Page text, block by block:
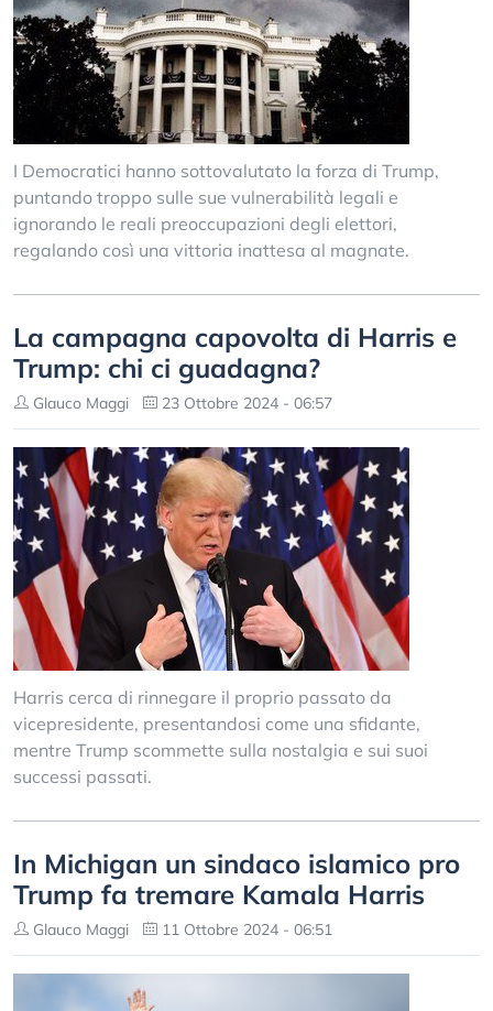
I Democratici hanno sottovalutato la forza di Trump,
puntando troppo sulle sue vulnerabilità legali e
ignorando le reali preoccupazioni degli elettori,
regalando così una vittoria inattesa al magnate.
La campagna capovolta di Harris e
Trump: chi ci guadagna?
Glauco Maggi 23 Ottobre 2024 - 06:57
Harris cerca di rinnegare il proprio passato da
vicepresidente, presentandosi come una sfidante,
mentre Trump scommette sulla nostalgia e sui suoi
successi passati.
In Michigan un sindaco islamico pro
Trump fa tremare Kamala Harris
Glauco Maggi 11 Ottobre 2024 - 06:51